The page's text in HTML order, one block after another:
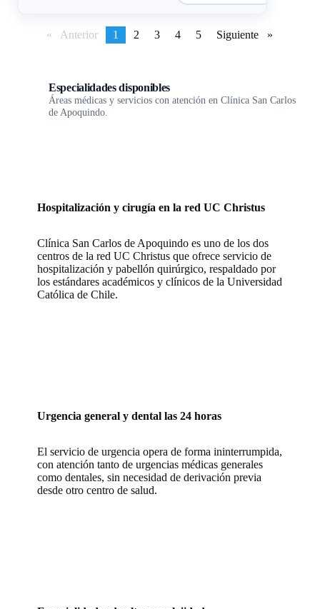
Anterior pageYou're
on
1 page
2 page
3 page
4 page
5 Siguiente page
Especialidades disponibles
Áreas médicas y servicios con atención en Clínica San Carlos
de Apoquindo.
Hospitalización y cirugía en la red UC Christus
Clínica San Carlos de Apoquindo es uno de los dos
centros de la red UC Christus que ofrece servicio de
hospitalización y pabellón quirúrgico, respaldado por
los estándares académicos y clínicos de la Universidad
Católica de Chile.
Urgencia general y dental las 24 horas
El servicio de urgencia opera de forma ininterrumpida,
con atención tanto de urgencias médicas generales
como dentales, sin necesidad de derivación previa
desde otro centro de salud.